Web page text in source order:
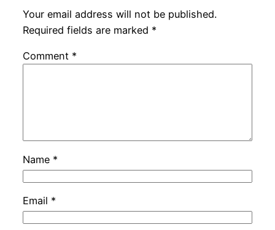
Your email address will not be published.
Required fields are marked *
Comment *
Name *
Email *